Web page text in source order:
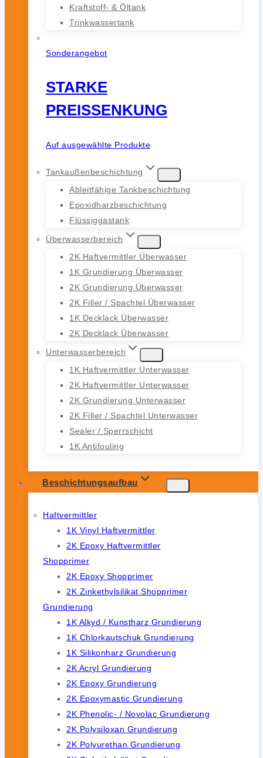
Kraftstoff- & Öltank
Trinkwassertank
Sonderangebot
STARKE
PREISSENKUNG
Auf ausgewählte Produkte
Tankaußenbeschichtung
Ableitfähige Tankbeschichtung
Epoxidharzbeschichtung
Flüssiggastank
Überwasserbereich
2K Haftvermittler Überwasser
1K Grundierung Überwasser
2K Grundierung Überwasser
2K Filler / Spachtel Überwasser
1K Decklack Überwasser
2K Decklack Überwasser
Unterwasserbereich
1K Haftvermittler Unterwasser
2K Haftvermittler Unterwasser
2K Grundierung Unterwasser
2K Filler / Spachtel Unterwasser
Sealer / Sperrschicht
1K Antifouling
Beschichtungsaufbau
Haftvermittler
1K Vinyl Haftvermittler
2K Epoxy Haftvermittler
Shopprimer
2K Epoxy Shopprimer
2K Zinkethylsilikat Shopprimer
Grundierung
1K Alkyd / Kunstharz Grundierung
1K Chlorkautschuk Grundierung
1K Silikonharz Grundierung
2K Acryl Grundierung
2K Epoxy Grundierung
2K Epoxymastic Grundierung
2K Phenolic- / Novolac Grundierung
2K Polysiloxan Grundierung
2K Polyurethan Grundierung